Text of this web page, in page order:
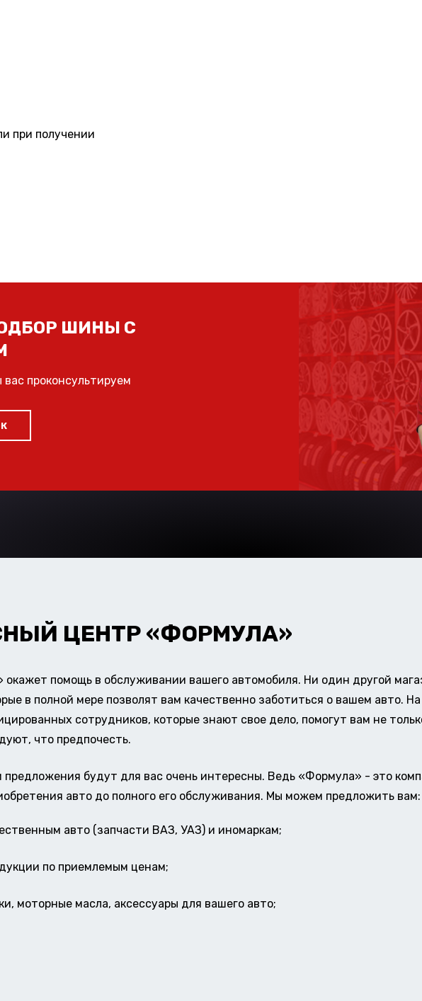
при получении
ШИНЫ С
проконсультируем
ЦЕНТР «ФОРМУЛА»
помощь в обслуживании вашего автомобиля. Ни один другой
в полной мере позволят вам качественно заботиться о вашем авто.
сотрудников, которые знают свое дело, помогут вам не
что предпочесть.
будут для вас очень интересны. Ведь «Формула» - это
авто до полного его обслуживания. Мы можем предложить вам:
авто (запчасти ВАЗ, УАЗ) и иномаркам;
по приемлемым ценам;
моторные масла, аксессуары для вашего авто;